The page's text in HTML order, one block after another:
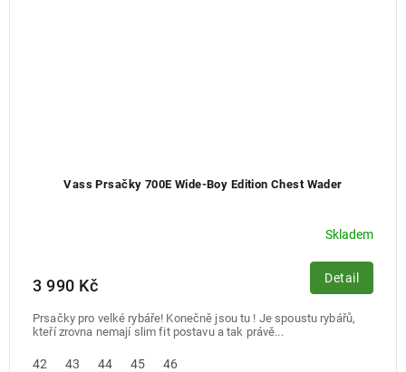
Vass Prsačky 700E Wide-Boy Edition Chest Wader
Skladem
3 990 Kč Detail
Prsačky pro velké rybáře! Konečně jsou tu ! Je spoustu rybářů,
kteří zrovna nemají slim fit postavu a tak právě...
42 43 44 45 46